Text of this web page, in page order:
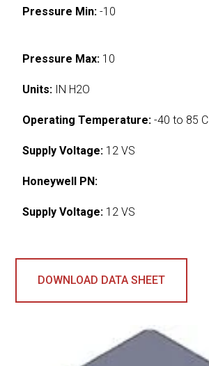
Pressure Min: -10
Pressure Max: 10
Units: IN H2O
Operating Temperature: -40 to 85 C
Supply Voltage: 12 VS
Honeywell PN:
Supply Voltage: 12 VS
DOWNLOAD DATA SHEET